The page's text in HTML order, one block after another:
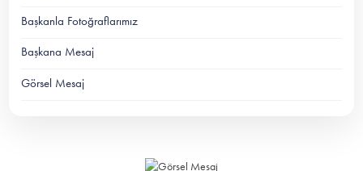
Başkanla Fotoğraflarımız
Başkana Mesaj
Görsel Mesaj